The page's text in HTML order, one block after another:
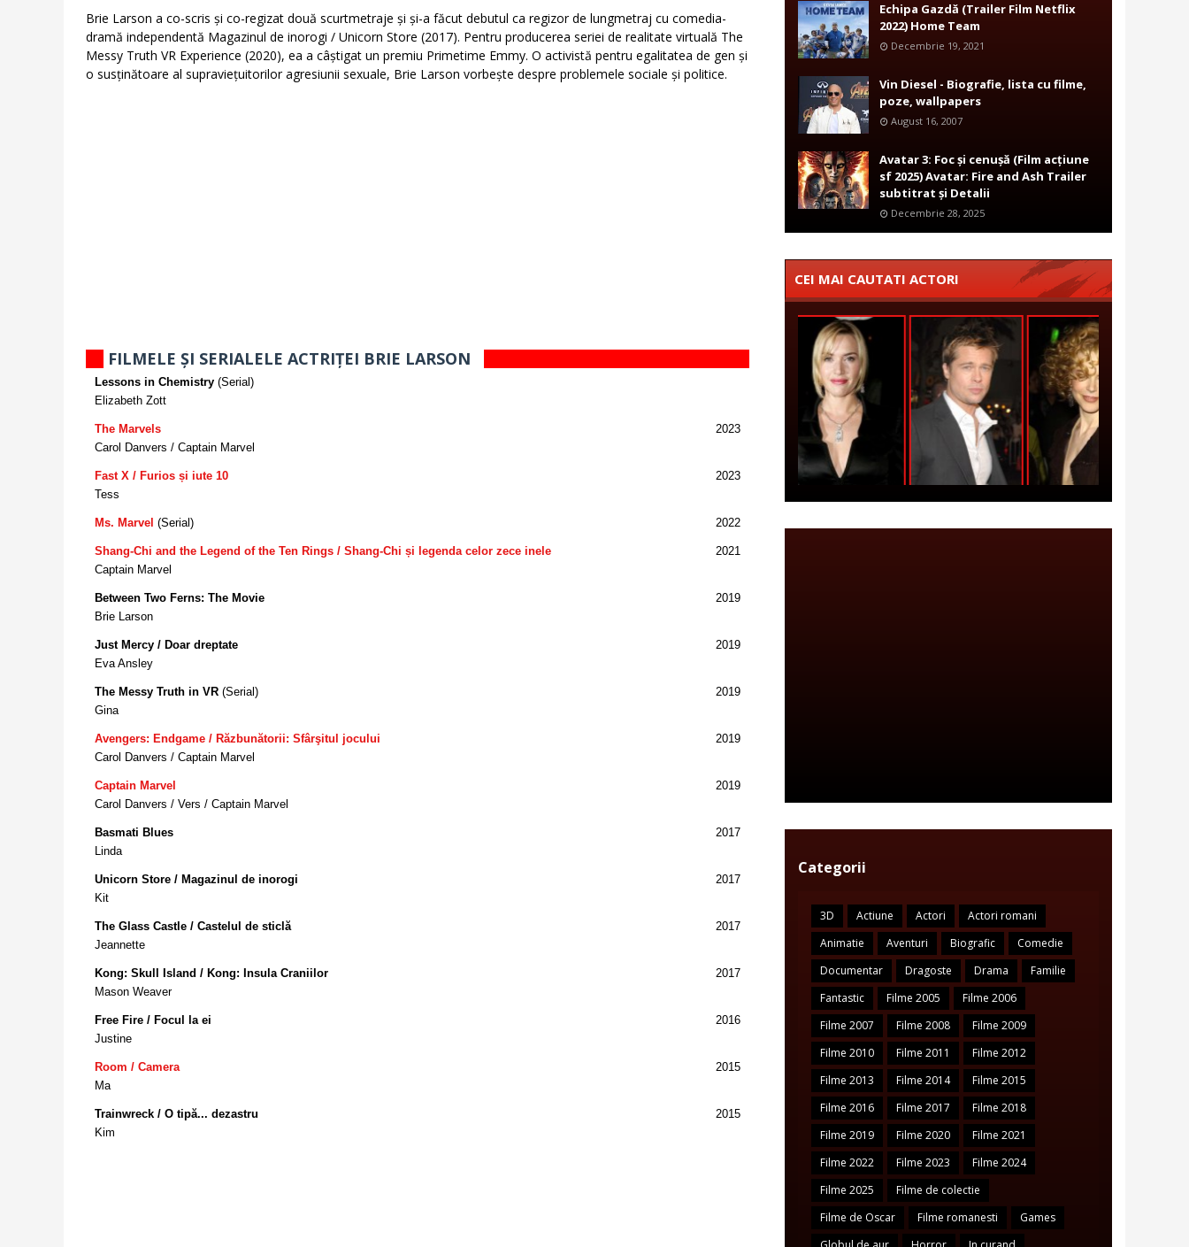
Brie Larson a co-scris și co-regizat două scurtmetraje și și-a făcut debutul ca regizor de lungmetraj cu comedia-
dramă independentă Magazinul de inorogi / Unicorn Store (2017). Pentru producerea seriei de realitate virtuală The
Messy Truth VR Experience (2020), ea a câștigat un premiu Primetime Emmy. O activistă pentru egalitatea de gen și
o susținătoare al supraviețuitorilor agresiunii sexuale, Brie Larson vorbește despre problemele sociale și politice.
FILMELE ȘI SERIALELE ACTRIȚEI BRIE LARSON
Lessons in Chemistry (Serial)
Elizabeth Zott
2023
The Marvels
Carol Danvers / Captain Marvel
2023
Fast X / Furios și iute 10
Tess
2022
Ms. Marvel (Serial)
2021
Shang-Chi and the Legend of the Ten Rings / Shang-Chi și legenda celor zece inele
Captain Marvel
2019
Between Two Ferns: The Movie
Brie Larson
2019
Just Mercy / Doar dreptate
Eva Ansley
2019
The Messy Truth in VR (Serial)
Gina
2019
Avengers: Endgame / Răzbunătorii: Sfârşitul jocului
Carol Danvers / Captain Marvel
2019
Captain Marvel
Carol Danvers / Vers / Captain Marvel
2017
Basmati Blues
Linda
2017
Unicorn Store / Magazinul de inorogi
Kit
2017
The Glass Castle / Castelul de sticlă
Jeannette
2017
Kong: Skull Island / Kong: Insula Craniilor
Mason Weaver
2016
Free Fire / Focul la ei
Justine
2015
Room / Camera
Ma
2015
Trainwreck / O tipă... dezastru
Kim
Echipa Gazdă (Trailer Film Netflix
2022) Home Team
Decembrie 19, 2021
Vin Diesel - Biografie, lista cu filme,
poze, wallpapers
August 16, 2007
Avatar 3: Foc și cenușă (Film acțiune
sf 2025) Avatar: Fire and Ash Trailer
subtitrat și Detalii
Decembrie 28, 2025
CEI MAI CAUTATI ACTORI
Categorii
3D Actiune Actori
Actori romani
Animatie
Aventuri Biografic
Comedie
Documentar
Dragoste Drama
Familie
Fantastic
Filme 2005
Filme 2006
Filme 2007
Filme 2008
Filme 2009
Filme 2010
Filme 2011
Filme 2012
Filme 2013
Filme 2014
Filme 2015
Filme 2016
Filme 2017
Filme 2018
Filme 2019
Filme 2020
Filme 2021
Filme 2022
Filme 2023
Filme 2024
Filme 2025
Filme de colectie
Filme de Oscar
Filme romanesti
Games